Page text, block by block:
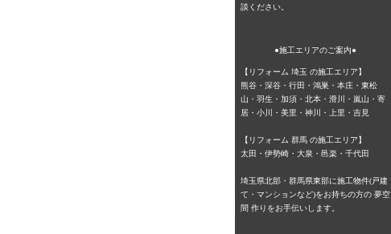
談ください。
●施工エリアのご案内●
【リフォーム 埼玉 の施工エリア】
熊谷・深谷・行田・鴻巣・本庄・東松
山・羽生・加須・北本・滑川・嵐山・寄
居・小川・美里・神川・上里・吉見
【リフォーム 群馬 の施工エリア】
太田・伊勢崎・大泉・邑楽・千代田
埼玉県北部・群馬県東部に施工物件(戸建
て・マンションなど)をお持ちの方の 夢空
間 作りをお手伝いします。